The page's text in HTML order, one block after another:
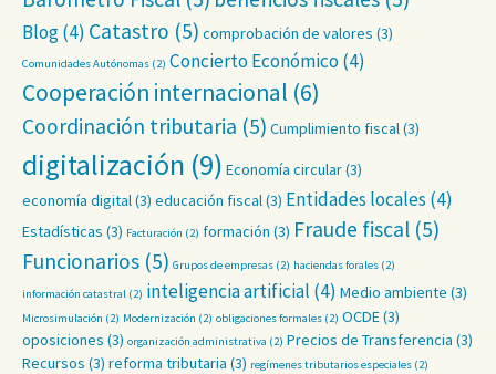
Blog(4) Catastro (5) comprobación de valores (3)
Comunidades Autónomas (2) Concierto Económico(4)
Cooperación internacional (6)
Coordinación tributaria (5) Cumplimiento fiscal(3)
digitalización (9) Economía circular(3)
economía digital(3) educación fiscal(3) Entidades locales (4)
Estadísticas (3) Facturación (2) formación (3) Fraude fiscal (5)
Funcionarios (5) Grupos de empresas (2) haciendas forales (2)
información catastral (2) inteligencia artificial (4) Medio ambiente (3)
Microsimulación (2) Modernización (2) obligaciones formales (2) OCDE(3)
oposiciones (3) organización administrativa (2) Precios de Transferencia (3)
Recursos (3) reforma tributaria (3) regímenes tributarios especiales (2)